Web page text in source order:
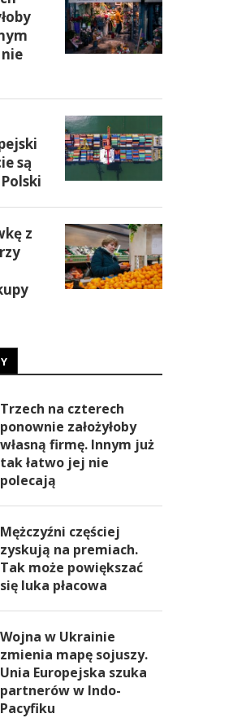
są
z
Trzech na czterech
ponownie założyłoby
własną firmę. Innym już
tak łatwo jej nie
polecają
Mężczyźni częściej
zyskują na premiach.
Tak może powiększać
się luka płacowa
Wojna w Ukrainie
zmienia mapę sojuszy.
Unia Europejska szuka
partnerów w Indo-
Pacyfiku